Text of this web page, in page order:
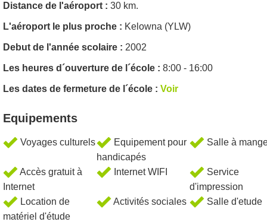
Distance de l'aéroport : 30 km.
L'aéroport le plus proche : Kelowna (YLW)
Debut de l'année scolaire : 2002
Les heures d´ouverture de l´école : 8:00 - 16:00
Les dates de fermeture de l´école : Voir
Equipements
Voyages culturels
Equipement pour
handicapés
Salle à
Accès gratuit à
Internet
Internet WIFI
Service
d'impression
Location de
matériel d'étude
Activités sociales Salle d'etude